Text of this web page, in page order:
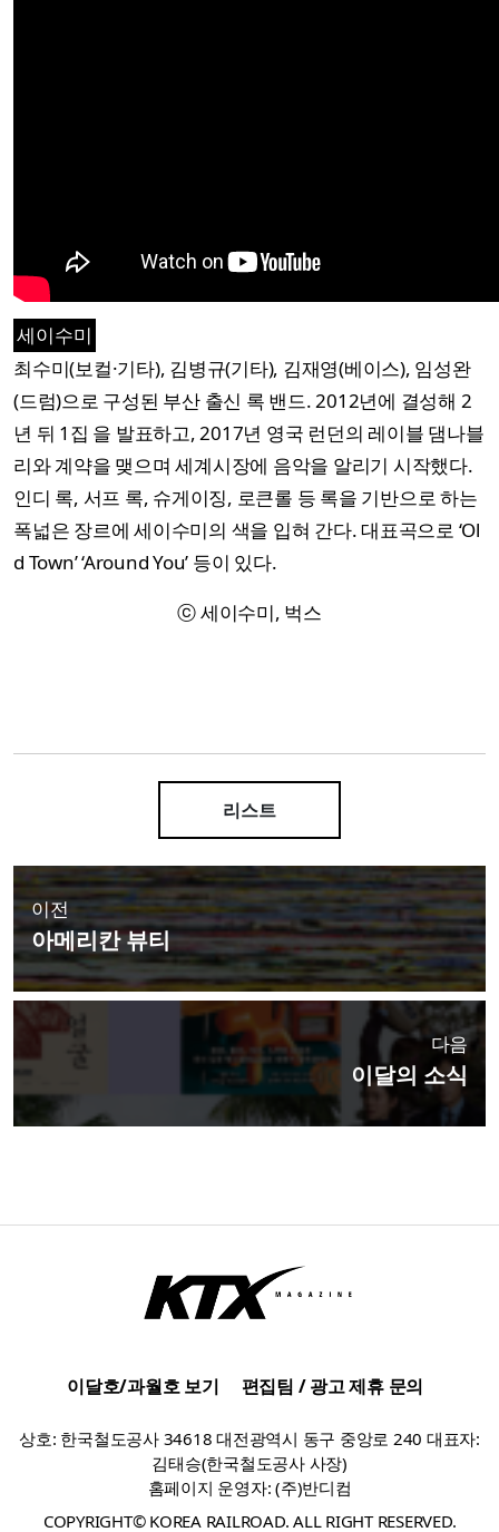
세이수미
최수미(보컬·기타), 김병규(기타), 김재영(베이스), 임성완
(드럼)으로 구성된 부산 출신 록 밴드. 2012년에 결성해 2
년 뒤 1집 을 발표하고, 2017년 영국 런던의 레이블 댐나블
리와 계약을 맺으며 세계시장에 음악을 알리기 시작했다.
인디 록, 서프 록, 슈게이징, 로큰롤 등 록을 기반으로 하는
폭넓은 장르에 세이수미의 색을 입혀 간다. 대표곡으로 ‘Ol
d Town’ ‘Around You’ 등이 있다.
ⓒ 세이수미, 벅스
리스트
이전
아메리칸 뷰티
다음
이달의 소식
이달호/과월호 보기 편집팀 / 광고 제휴 문의
상호: 한국철도공사 34618 대전광역시 동구 중앙로 240 대표자:
김태승(한국철도공사 사장)
홈페이지 운영자: (주)반디컴
COPYRIGHT© KOREA RAILROAD. ALL RIGHT RESERVED.